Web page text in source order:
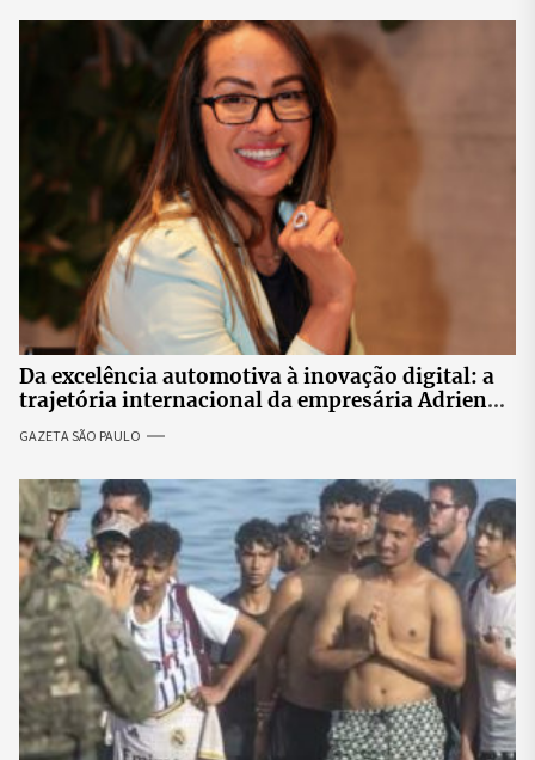
Da excelência automotiva à inovação digital: a
trajetória internacional da empresária Adriene
GAZETA SÃO PAULO